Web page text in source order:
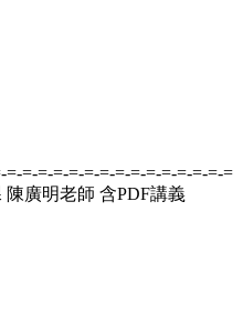
=-=-=-=-=-=-=-=-=-=-=-=-=-=
陳廣明老師 含PDF講義